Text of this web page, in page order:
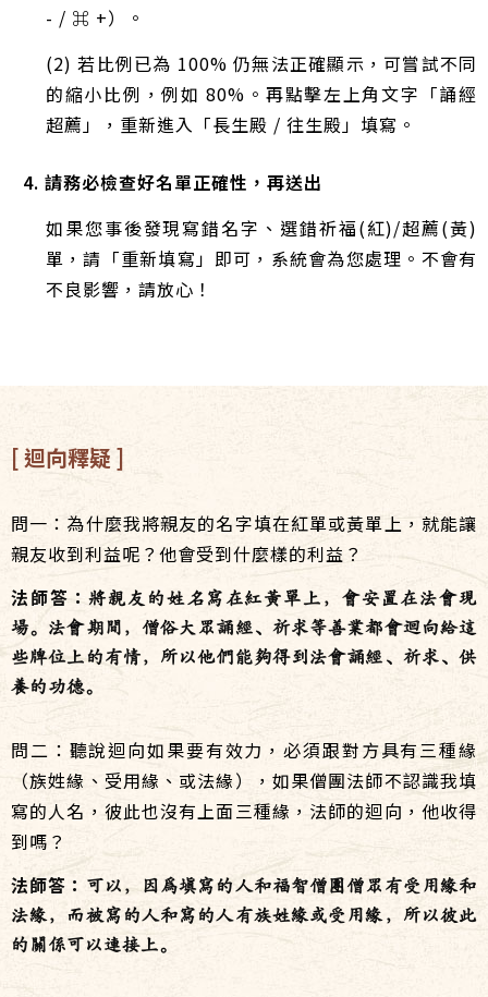
- / ⌘ +）。
(2) 若比例已為 100% 仍無法正確顯示，可嘗試不同
的縮小比例，例如 80%。再點擊左上角文字「誦經
超薦」，重新進入「長生殿 / 往生殿」填寫。
4. 請務必檢查好名單正確性，再送出
如果您事後發現寫錯名字、選錯祈福(紅)/超薦(黃)
單，請「重新填寫」即可，系統會為您處理。不會有
不良影響，請放心！
[ 迴向釋疑 ]
問一：為什麼我將親友的名字填在紅單或黃單上，就能讓
親友收到利益呢？他會受到什麼樣的利益？
法師答：將親友的姓名寫在紅黃單上，會安置在法會現
場。法會期間，僧俗大眾誦經、祈求等善業都會迴向給這
些牌位上的有情，所以他們能夠得到法會誦經、祈求、供
養的功德。
問二：聽說迴向如果要有效力，必須跟對方具有三種緣
（族姓緣、受用緣、或法緣），如果僧團法師不認識我填
寫的人名，彼此也沒有上面三種緣，法師的迴向，他收得
到嗎？
法師答： 可以，因為填寫的人和福智僧團僧眾有受用緣和
法緣，而被寫的人和寫的人有族姓緣或受用緣，所以彼此
的關係可以連接上。